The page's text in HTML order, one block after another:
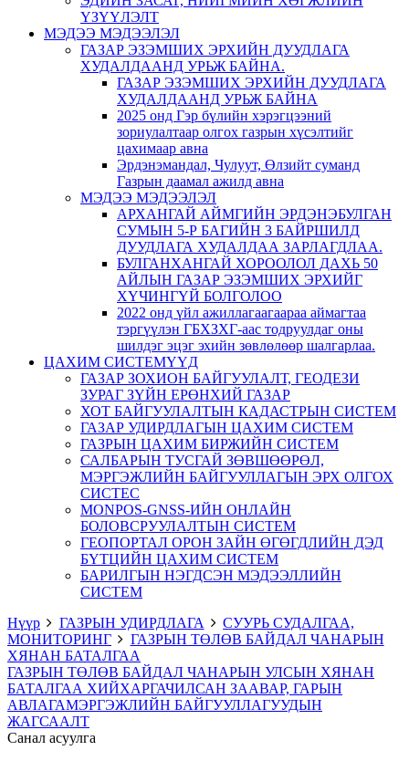
ҮЗҮҮЛЭЛТ
МЭДЭЭ МЭДЭЭЛЭЛ
ГАЗАР ЭЗЭМШИХ ЭРХИЙН ДУУДЛАГА
ХУДАЛДААНД УРЬЖ БАЙНА.
ГАЗАР ЭЗЭМШИХ ЭРХИЙН ДУУДЛАГА
ХУДАЛДААНД УРЬЖ БАЙНА
2025 онд Гэр бүлийн хэрэгцээний
зориулалтаар олгох газрын хүсэлтийг
цахимаар авна
Эрдэнэмандал, Чулуут, Өлзийт суманд
Газрын даамал ажилд авна
МЭДЭЭ МЭДЭЭЛЭЛ
АРХАНГАЙ АЙМГИЙН ЭРДЭНЭБУЛГАН
СУМЫН 5-Р БАГИЙН 3 БАЙРШИЛД
ДУУДЛАГА ХУДАЛДАА ЗАРЛАГДЛАА.
БУЛГАНХАНГАЙ ХОРООЛОЛ ДАХЬ 50
АЙЛЫН ГАЗАР ЭЗЭМШИХ ЭРХИЙГ
ХҮЧИНГҮЙ БОЛГОЛОО
2022 онд үйл ажиллагаагаараа аймагтаа
тэргүүлэн ГБХЗХГ-аас тодруулдаг оны
шилдэг эцэг эхийн зөвлөлөөр шалгарлаа.
ЦАХИМ СИСТЕМҮҮД
ГАЗАР ЗОХИОН БАЙГУУЛАЛТ, ГЕОДЕЗИ
ЗУРАГ ЗҮЙН ЕРӨНХИЙ ГАЗАР
ХОТ БАЙГУУЛАЛТЫН КАДАСТРЫН СИСТЕМ
ГАЗАР УДИРДЛАГЫН ЦАХИМ СИСТЕМ
ГАЗРЫН ЦАХИМ БИРЖИЙН СИСТЕМ
САЛБАРЫН ТУСГАЙ ЗӨВШӨӨРӨЛ,
МЭРГЭЖЛИЙН БАЙГУУЛЛАГЫН ЭРХ ОЛГОХ
СИСТЕС
MONPOS-GNSS-ИЙН ОНЛАЙН
БОЛОВСРУУЛАЛТЫН СИСТЕМ
ГЕОПОРТАЛ ОРОН ЗАЙН ӨГӨГДЛИЙН ДЭД
БҮТЦИЙН ЦАХИМ СИСТЕМ
БАРИЛГЫН НЭГДСЭН МЭДЭЭЛЛИЙН
СИСТЕМ
Нүүр
ГАЗРЫН УДИРДЛАГА
СУУРЬ СУДАЛГАА,
МОНИТОРИНГ
ГАЗРЫН ТӨЛӨВ БАЙДАЛ ЧАНАРЫН
ХЯНАН БАТАЛГАА
ГАЗРЫН ТӨЛӨВ БАЙДАЛ ЧАНАРЫН УЛСЫН ХЯНАН
БАТАЛГАА ХИЙХАРГАЧИЛСАН ЗААВАР, ГАРЫН
АВЛАГАМЭРГЭЖЛИЙН БАЙГУУЛЛАГУУДЫН
ЖАГСААЛТ
Санал асуулга